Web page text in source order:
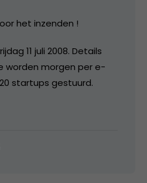
het inzenden !
11 juli 2008. Details
worden morgen per e-
startups gestuurd.